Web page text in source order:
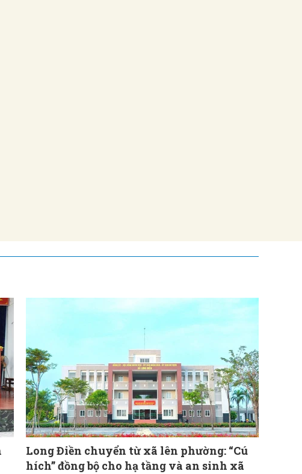
Long Điền chuyển từ xã lên phường: “Cú
hích” đồng bộ cho hạ tầng và an sinh xã